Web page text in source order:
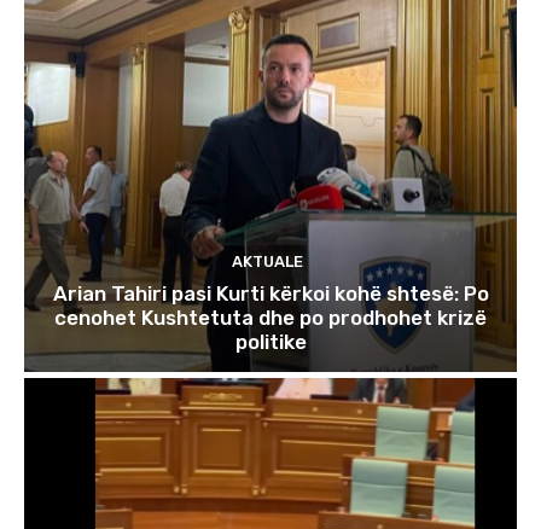
AKTUALE
Arian Tahiri pasi Kurti kërkoi kohë shtesë: Po
cenohet Kushtetuta dhe po prodhohet krizë
politike